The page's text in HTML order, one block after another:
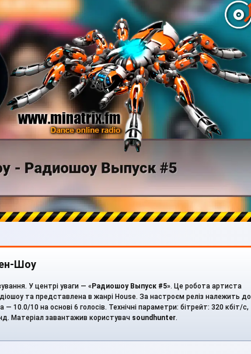
Шоу
У центрі уваги — «Радиошоу Выпуск #5». Це робота артиста
та представлена в жанрі House. За настроєм реліз належить до
10.0/10 на основі 6 голосів. Технічні параметри: бітрейт: 320 кбіт/с,
Матеріал завантажив користувач soundhunter.